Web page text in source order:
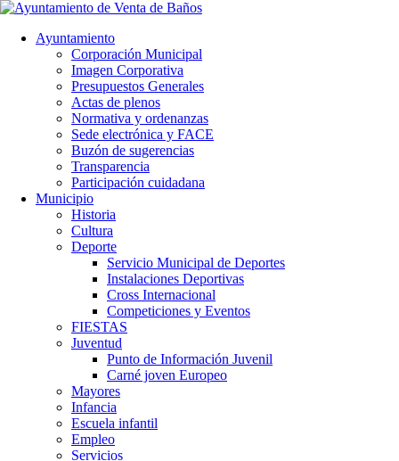
Ayuntamiento
Corporación Municipal
Imagen Corporativa
Presupuestos Generales
Actas de plenos
Normativa y ordenanzas
Sede electrónica y FACE
Buzón de sugerencias
Transparencia
Participación cuidadana
Municipio
Historia
Cultura
Deporte
Servicio Municipal de Deportes
Instalaciones Deportivas
Cross Internacional
Competiciones y Eventos
FIESTAS
Juventud
Punto de Información Juvenil
Carné joven Europeo
Mayores
Infancia
Escuela infantil
Empleo
Servicios